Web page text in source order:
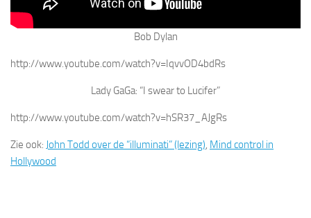
Bob Dylan
http://www.youtube.com/watch?v=IqvvOD4bdRs
Lady GaGa: “I swear to Lucifer”
http://www.youtube.com/watch?v=hSR37_AJgRs
Zie ook: John Todd over de “illuminati” (lezing), Mind control in
Hollywood